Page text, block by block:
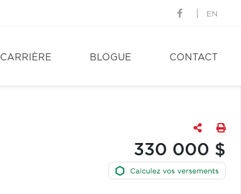
EN
CARRIÈRE BLOGUE CONTACT
330 000 $